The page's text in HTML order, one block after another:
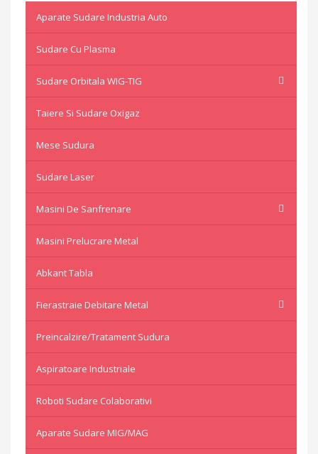
Aparate Sudare Industria Auto
Sudare Cu Plasma
Sudare Orbitala WIG-TIG
Taiere Si Sudare Oxigaz
Mese Sudura
Sudare Laser
Masini De Sanfrenare
Masini Prelucrare Metal
Abkant Tabla
Fierastraie Debitare Metal
Preincalzire/Tratament Sudura
Aspiratoare Industriale
Roboti Sudare Colaborativi
Aparate Sudare MIG/MAG